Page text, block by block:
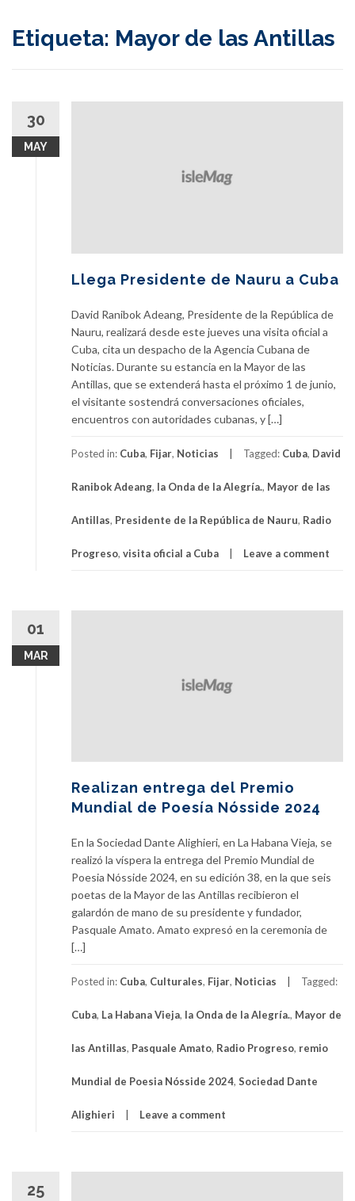
Etiqueta: Mayor de las Antillas
30
MAY
Llega Presidente de Nauru a Cuba
David Ranibok Adeang, Presidente de la República de
Nauru, realizará desde este jueves una visita oficial a
Cuba, cita un despacho de la Agencia Cubana de
Noticias. Durante su estancia en la Mayor de las
Antillas, que se extenderá hasta el próximo 1 de junio,
el visitante sostendrá conversaciones oficiales,
encuentros con autoridades cubanas, y […]
Posted in: Cuba, Fijar, Noticias Tagged: Cuba, David
Ranibok Adeang, la Onda de la Alegría., Mayor de las
Antillas, Presidente de la República de Nauru, Radio
Progreso, visita oficial a Cuba Leave a comment
01
MAR
Realizan entrega del Premio
Mundial de Poesía Nósside 2024
En la Sociedad Dante Alighieri, en La Habana Vieja, se
realizó la víspera la entrega del Premio Mundial de
Poesia Nósside 2024, en su edición 38, en la que seis
poetas de la Mayor de las Antillas recibieron el
galardón de mano de su presidente y fundador,
Pasquale Amato. Amato expresó en la ceremonia de
[…]
Posted in: Cuba, Culturales, Fijar, Noticias Tagged:
Cuba, La Habana Vieja, la Onda de la Alegría., Mayor de
las Antillas, Pasquale Amato, Radio Progreso, remio
Mundial de Poesia Nósside 2024, Sociedad Dante
Alighieri Leave a comment
25